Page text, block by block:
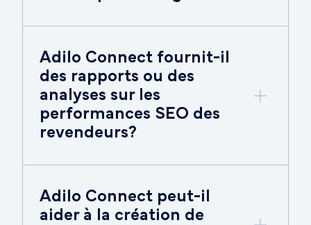
Adilo Connect fournit-il
des rapports ou des
analyses sur les
performances SEO des
revendeurs?
Adilo Connect peut-il
aider à la création de